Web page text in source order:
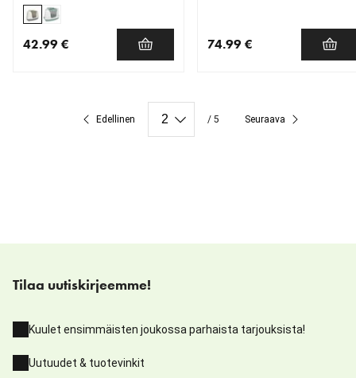
42.99 € 74.99 €
Edellinen / 5 Seuraava
Tilaa uutiskirjeemme!
Kuulet ensimmäisten joukossa parhaista tarjouksista!
Uutuudet & tuotevinkit